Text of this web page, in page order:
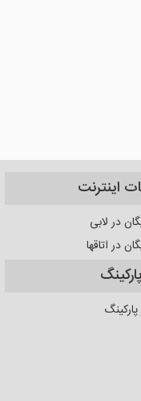
اینترنت
در لابی
در اتاقها
پارکینگ